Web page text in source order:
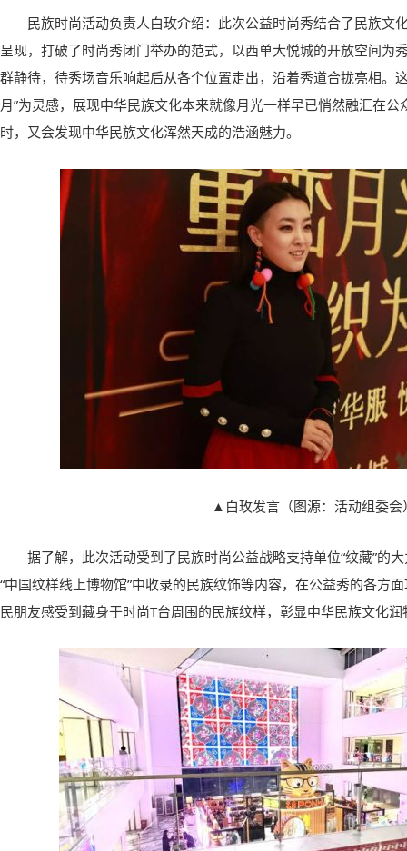
民族时尚活动负责人白玫介绍：此次公益时尚秀结合了民族文
呈现，打破了时尚秀闭门举办的范式，以西单大悦城的开放空间为
群静待，待秀场音乐响起后从各个位置走出，沿着秀道合拢亮相。
月”为灵感，展现中华民族文化本来就像月光一样早已悄然融汇在
时，又会发现中华民族文化浑然天成的浩涵魅力。
▲白玫发言（图源：活动组委会
据了解，此次活动受到了民族时尚公益战略支持单位“纹藏”的
“中国纹样线上博物馆”中收录的民族纹饰等内容，在公益秀的各方
民朋友感受到藏身于时尚T台周围的民族纹样，彰显中华民族文化